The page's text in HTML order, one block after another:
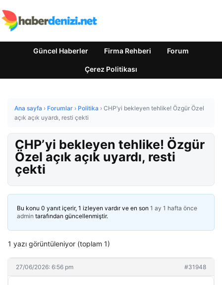
Güncel Haberler Firma Rehberi Forum
Çerez Politikası
Ana sayfa › Forumlar › Politika › CHP’yi bekleyen tehlike! Özgür Özel
açık açık uyardı, resti çekti
CHP’yi bekleyen tehlike! Özgür
Özel açık açık uyardı, resti
çekti
Bu konu 0 yanıt içerir, 1 izleyen vardır ve en son 1 ay 1 hafta önce
admin tarafından güncellenmiştir.
1 yazı görüntüleniyor (toplam 1)
27/06/2026: 6:56 pm #31948